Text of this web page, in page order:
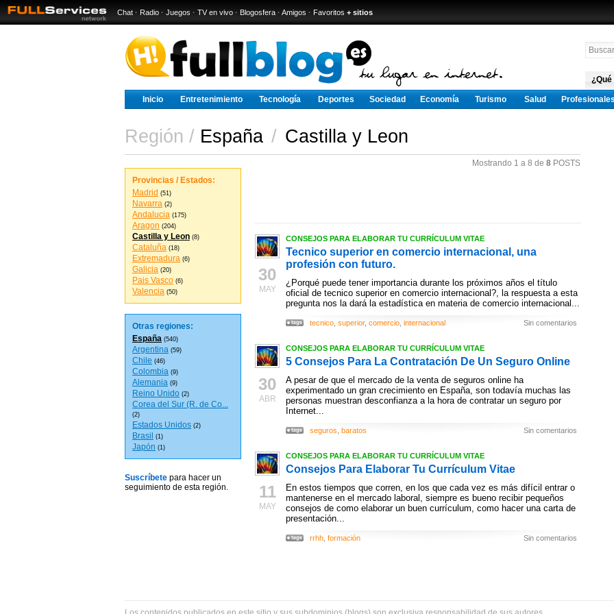
Chat · Radio · Juegos · TV en vivo · Blogosfera · Amigos · Favoritos + sitios
¿Qué
Inicio Entretenimiento Tecnología Deportes Sociedad Economía Turismo Salud Profesionales
Región / España / Castilla y Leon
Mostrando 1 a 8 de 8 POSTS
Provincias / Estados:
Madrid (51)
Navarra (2)
Andalucia (175)
Aragon (204)
Castilla y Leon (8)
Cataluña (18)
Extremadura (6)
Galicia (20)
Pais Vasco (6)
Valencia (50)
Otras regiones:
España (540)
Argentina (59)
Chile (46)
Colombia (9)
Alemania (9)
Reino Unido (2)
Corea del Sur (R. de Co...
(2)
Estados Unidos (2)
Brasil (1)
Japón (1)
Suscríbete para hacer un
seguimiento de esta región.
30
MAY
CONSEJOS PARA ELABORAR TU CURRÍCULUM VITAE
Tecnico superior en comercio internacional, una
profesión con futuro.
¿Porqué puede tener importancia durante los próximos años el título
oficial de tecnico superior en comercio internacional?, la respuesta a esta
pregunta nos la dará la estadística en materia de comercio internacional...
Sin comentarios
tecnico superior, comercio internacional
30
ABR
CONSEJOS PARA ELABORAR TU CURRÍCULUM VITAE
5 Consejos Para La Contratación De Un Seguro Online
A pesar de que el mercado de la venta de seguros online ha
experimentado un gran crecimiento en España, son todavía muchas las
personas muestran desconfianza a la hora de contratar un seguro por
Internet...
Sin comentarios
seguros baratos
11
MAY
CONSEJOS PARA ELABORAR TU CURRÍCULUM VITAE
Consejos Para Elaborar Tu Currículum Vitae
En estos tiempos que corren, en los que cada vez es más difícil entrar o
mantenerse en el mercado laboral, siempre es bueno recibir pequeños
consejos de como elaborar un buen currículum, como hacer una carta de
presentación...
Sin comentarios
rrhh formación